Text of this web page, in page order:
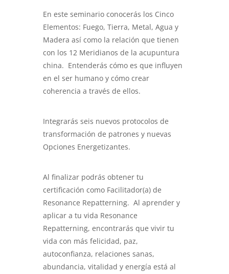
En este seminario conocerás los Cinco
Elementos: Fuego, Tierra, Metal, Agua y
Madera así como la relación que tienen
con los 12 Meridianos de la acupuntura
china. Entenderás cómo es que influyen
en el ser humano y cómo crear
coherencia a través de ellos.
Integrarás seis nuevos protocolos de
transformación de patrones y nuevas
Opciones Energetizantes.
Al finalizar podrás obtener tu
certificación como Facilitador(a) de
Resonance Repatterning. Al aprender y
aplicar a tu vida Resonance
Repatterning, encontrarás que vivir tu
vida con más felicidad, paz,
autoconfianza, relaciones sanas,
abundancia, vitalidad y energía está al